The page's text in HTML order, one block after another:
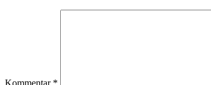
Kommentar *